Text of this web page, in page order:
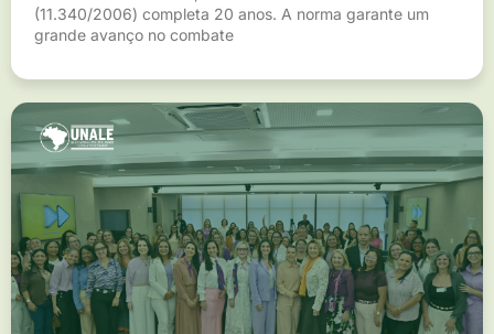
(11.340/2006) completa 20 anos. A norma garante um
grande avanço no combate